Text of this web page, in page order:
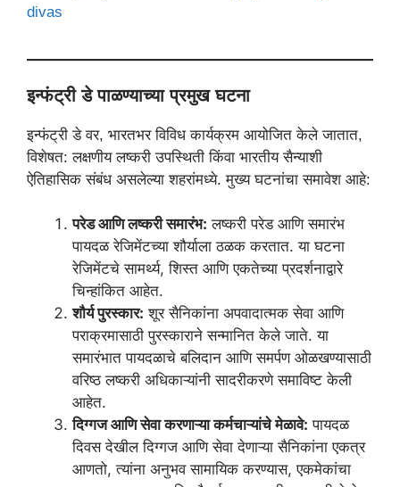
divas
इन्फंट्री डे पाळण्याच्या प्रमुख घटना
इन्फंट्री डे वर, भारतभर विविध कार्यक्रम आयोजित केले जातात,
विशेषत: लक्षणीय लष्करी उपस्थिती किंवा भारतीय सैन्याशी
ऐतिहासिक संबंध असलेल्या शहरांमध्ये. मुख्य घटनांचा समावेश आहे:
परेड आणि लष्करी समारंभ: लष्करी परेड आणि समारंभ
पायदळ रेजिमेंटच्या शौर्याला ठळक करतात. या घटना
रेजिमेंटचे सामर्थ्य, शिस्त आणि एकतेच्या प्रदर्शनाद्वारे
चिन्हांकित आहेत.
शौर्य पुरस्कार: शूर सैनिकांना अपवादात्मक सेवा आणि
पराक्रमासाठी पुरस्काराने सन्मानित केले जाते. या
समारंभात पायदळाचे बलिदान आणि समर्पण ओळखण्यासाठी
वरिष्ठ लष्करी अधिकाऱ्यांनी सादरीकरणे समाविष्ट केली
आहेत.
दिग्गज आणि सेवा करणाऱ्या कर्मचाऱ्यांचे मेळावे: पायदळ
दिवस देखील दिग्गज आणि सेवा देणाऱ्या सैनिकांना एकत्र
आणतो, त्यांना अनुभव सामायिक करण्यास, एकमेकांचा